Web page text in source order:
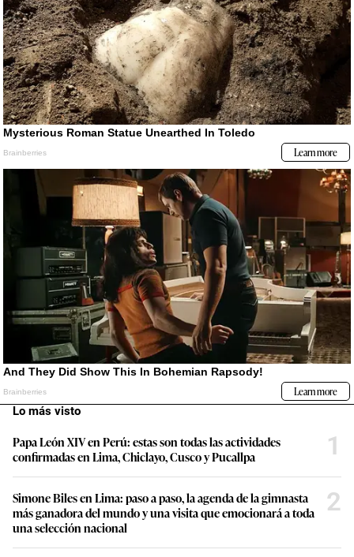
Lo más visto
Papa León XIV en Perú: estas son todas las actividades
confirmadas en Lima, Chiclayo, Cusco y Pucallpa
1
Simone Biles en Lima: paso a paso, la agenda de la gimnasta
más ganadora del mundo y una visita que emocionará a toda
una selección nacional
2